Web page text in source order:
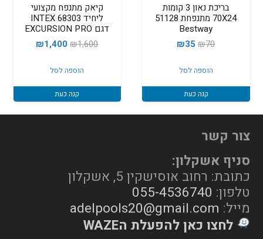
‏בריכת נאון 3 קומות
70X24 מתנפחת 51128
Bestway
₪70
המחיר
היה:
₪70.
₪35
המחיר
₪35.
הוספה לסל
קנה כעת
קיאק מתנפח מקצועי
ליחיד INTEX 68303
דגם EXCURSION PRO
₪1,600
המחיר
היה:
₪1,600.
₪1,400
המחיר
₪1,400.
הוספה לסל
קנה כעת
צור קשר
סניף אשקלון:
כתובת: רחוב אוסישקין 5, אשקלון
טלפון: 055-4536740
מייל: adelpools20@gmail.com
לחצו כאן להפעלת הWAZE